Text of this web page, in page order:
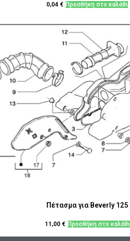
0,04 € Προσθήκη στο καλάθι
Πέτασμα για Beverly 125
11,00 € Προσθήκη στο καλάθι